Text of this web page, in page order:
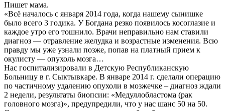
Пишет мама.
«Всё началось с января 2014 года, когда нашему сынишке
было всего 3 годика. У Богдана резко появилось косоглазие и
каждое утро его тошнило. Врачи неправильно нам ставили
диагноз — отравление желудка и возрастные изменения. Всю
правду мы уже узнали позже, попав на платный прием к
окулисту — опухоль мозга…
Нас госпитализировали в Детскую Республиканскую
Больницу в г. Сыктывкаре. В январе 2014 г. сделали операцию
по частичному удалению опухоли в мозжечке – диагноз ждали
2 недели, результаты биопсии: «Медуллобластома (рак
головного мозга)», предупредили, что у нас шанс 50 на 50.